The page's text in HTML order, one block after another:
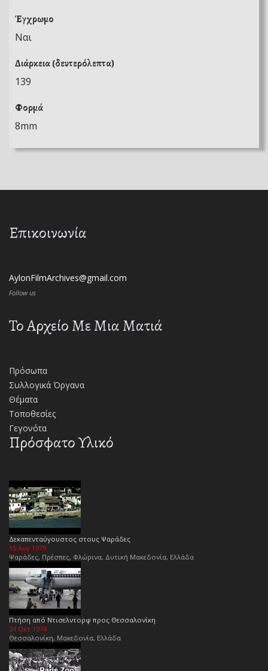
Έγχρωμο
Ναι
Διάρκεια (δευτερόλεπτα)
139
Φορμά
8mm
Επικοινωνία
AylonFilmArchives@gmail.com
Follow us
Το Αρχείο Με Μια Ματιά
Πρόσωπα
Συλλογικά Όργανα
Θέματα
Τοποθεσίες
Γεγονότα
Πρόσφατο Υλικό
Δεκαπενταύγουστος στους Ψαράδες
15 Αυγ 1979
Ψαράδες, Πρέσπες, Φλώρινα, Δυτική Μακεδονία, Ελλάδα
Πτήση από Ντισελντορφ προς Θεσσαλονίκη
24 Οκτ 1974
Θεσσαλονίκη, Μακεδονία, Ελλάδα